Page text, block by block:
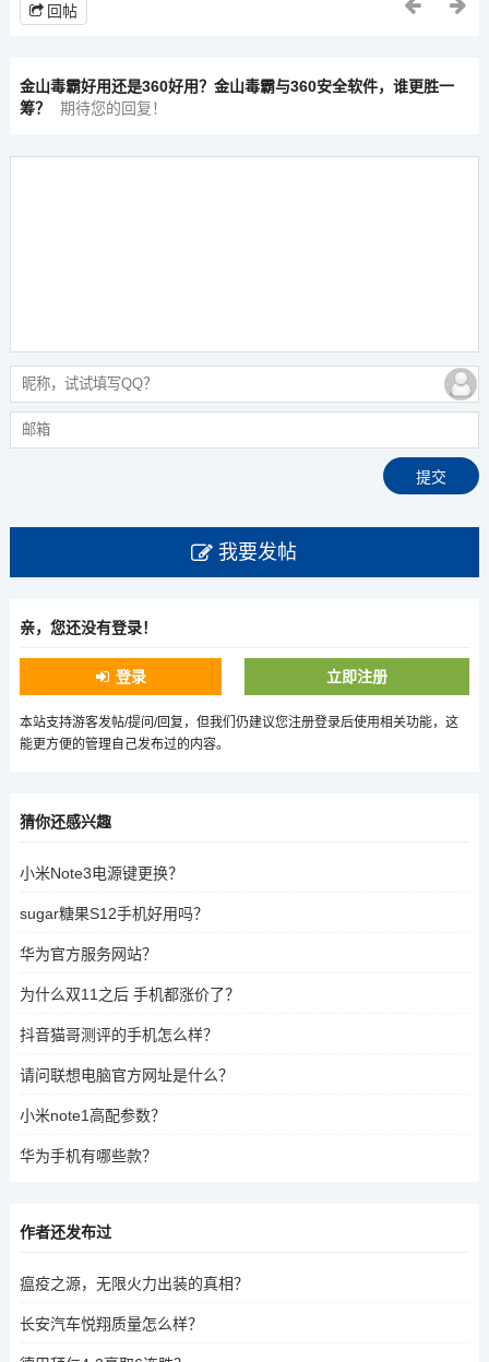
回帖
金山毒霸好用还是360好用？金山毒霸与360安全软件，谁更胜一
筹？
期待您的回复！
我要发帖
亲，您还没有登录！
登录 立即注册
本站支持游客发帖/提问/回复，但我们仍建议您注册登录后使用相关功能，这
能更方便的管理自己发布过的内容。
猜你还感兴趣
小米Note3电源键更换？
sugar糖果S12手机好用吗？
华为官方服务网站？
为什么双11之后 手机都涨价了？
抖音猫哥测评的手机怎么样？
请问联想电脑官方网址是什么？
小米note1高配参数？
华为手机有哪些款？
作者还发布过
瘟疫之源，无限火力出装的真相？
长安汽车悦翔质量怎么样？